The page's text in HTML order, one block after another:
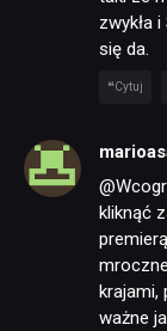
zwykła
się da.
Cytuj
kliknąć
krajami,
ważne